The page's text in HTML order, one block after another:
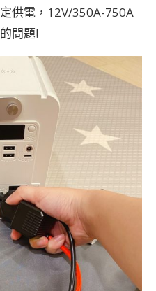
供電，12V/350A-750A
問題!